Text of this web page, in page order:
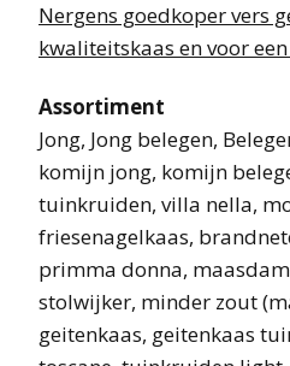
Nergens goedkoper vers
kwaliteitskaas en voor
Assortiment
Jong, Jong belegen,
komijn jong, komijn
tuinkruiden, villa nella,
friesenagelkaas,
primma donna,
stolwijker, minder zout
geitenkaas, geitenkaas